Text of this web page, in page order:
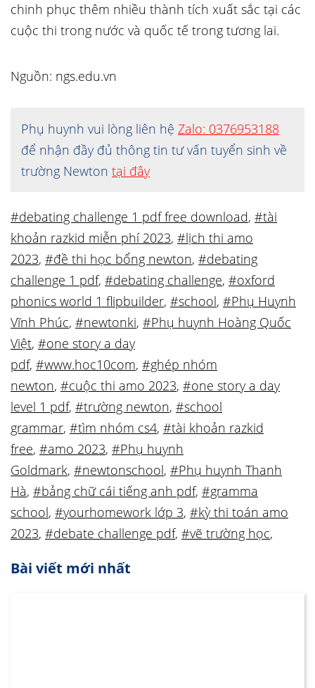
chinh phục thêm nhiều thành tích xuất sắc tại các
cuộc thi trong nước và quốc tế trong tương lai.
Nguồn: ngs.edu.vn
Phụ huynh vui lòng liên hệ Zalo: 0376953188
để nhận đầy đủ thông tin tư vấn tuyển sinh về
trường Newton tại đây
#debating challenge 1 pdf free download, #tài
khoản razkid miễn phí 2023, #lịch thi amo
2023, #đề thi học bổng newton, #debating
challenge 1 pdf, #debating challenge, #oxford
phonics world 1 flipbuilder, #school, #Phụ Huynh
Vĩnh Phúc, #newtonki, #Phụ huynh Hoàng Quốc
Việt, #one story a day
pdf, #www.hoc10com, #ghép nhóm
newton, #cuộc thi amo 2023, #one story a day
level 1 pdf, #trường newton, #school
grammar, #tìm nhóm cs4, #tài khoản razkid
free, #amo 2023, #Phụ huynh
Goldmark, #newtonschool, #Phụ huynh Thanh
Hà, #bảng chữ cái tiếng anh pdf, #gramma
school, #yourhomework lớp 3, #kỳ thi toán amo
2023, #debate challenge pdf, #vẽ trường học,
Bài viết mới nhất